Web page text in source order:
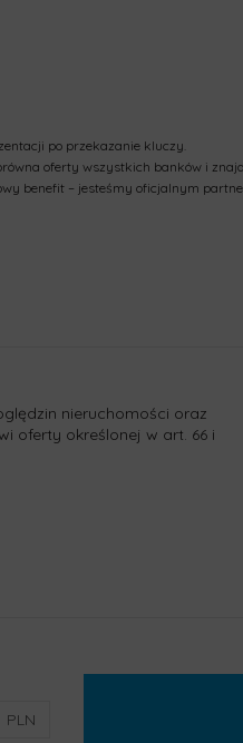
po przekazanie kluczy.
oferty wszystkich banków i
benefit – jesteśmy oficjalnym
nieruchomości oraz
oferty określonej w art. 66 i
PLN